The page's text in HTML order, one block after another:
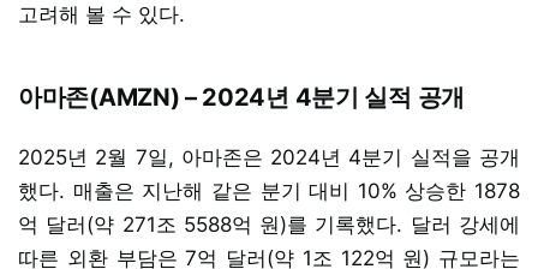
고려해 볼 수 있다.
아마존(AMZN) – 2024년 4분기 실적 공개
2025년 2월 7일, 아마존은 2024년 4분기 실적을 공개
했다. 매출은 지난해 같은 분기 대비 10% 상승한 1878
억 달러(약 271조 5588억 원)를 기록했다. 달러 강세에
따른 외환 부담은 7억 달러(약 1조 122억 원) 규모라는